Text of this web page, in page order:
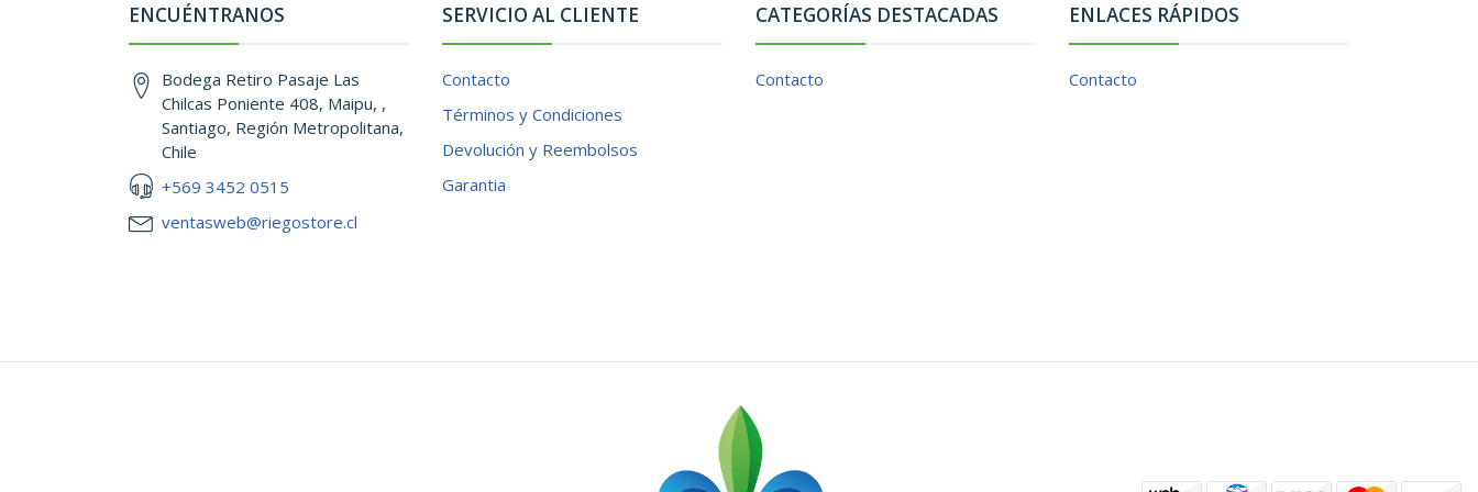
ENCUÉNTRANOS
Bodega Retiro Pasaje Las
Chilcas Poniente 408, Maipu, ,
Santiago, Región Metropolitana,
Chile
+569 3452 0515
ventasweb@riegostore.cl
SERVICIO AL CLIENTE
Contacto
Términos y Condiciones
Devolución y Reembolsos
Garantia
CATEGORÍAS DESTACADAS
Contacto
ENLACES RÁPIDOS
Contacto